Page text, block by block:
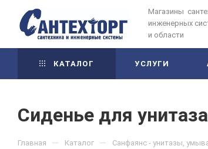
Магазины
инженерных
и области
КАТАЛОГ УСЛУГИ
Сиденье для
Главная — Каталог — Санфаянс - унитазы,